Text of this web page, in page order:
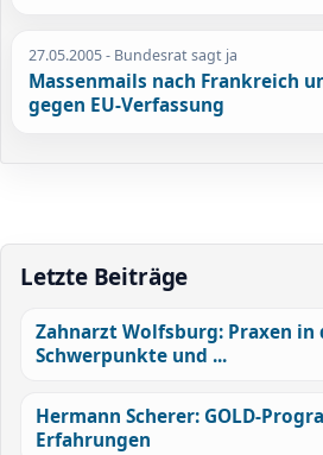
27.05.2005- Bundesrat sagt ja
Massenmails nach Frankreich
gegen EU-Verfassung
Letzte Beiträge
Zahnarzt Wolfsburg: Praxen in
Schwerpunkte und ...
Hermann Scherer: GOLD-
Erfahrungen